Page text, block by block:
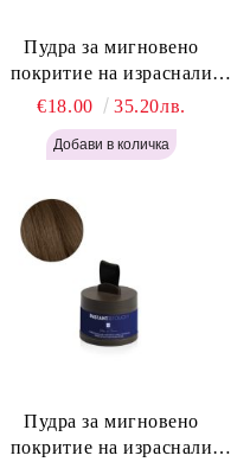
Пудра за мигновено
покритие на израснали
корени Светло Русо - Labor
Pro Instant Retouch Powder -
Light Blonde H646
€18.00 35.20лв.
Пудра за мигновено
покритие на израснали